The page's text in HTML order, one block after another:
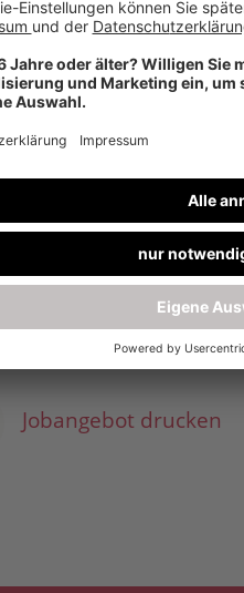
fachbezogene
im Bereich Zoo
von Kundinnen und
sich Ihre
und bringen Sie Ihre
kennenzulernen.
Jobangebot drucken